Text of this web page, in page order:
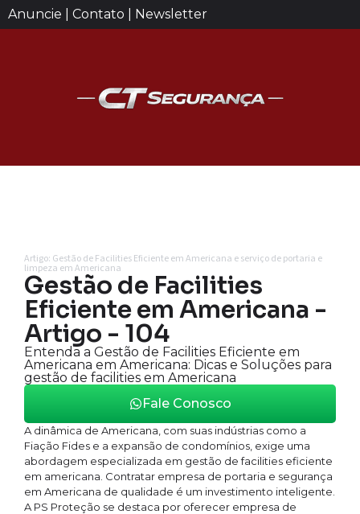
Anuncie | Contato | Newsletter
Artigo: Gestão de Facilities Eficiente em Americana e serviço de portaria e
limpeza em Americana
Gestão de Facilities
Eficiente em Americana -
Artigo - 104
Entenda a Gestão de Facilities Eficiente em
Americana em Americana: Dicas e Soluções para
gestão de facilities em Americana
Fale Conosco
A dinâmica de Americana, com suas indústrias como a
Fiação Fides e a expansão de condomínios, exige uma
abordagem especializada em gestão de facilities eficiente
em americana. Contratar empresa de portaria e segurança
em Americana de qualidade é um investimento inteligente.
A PS Proteção se destaca por oferecer empresa de